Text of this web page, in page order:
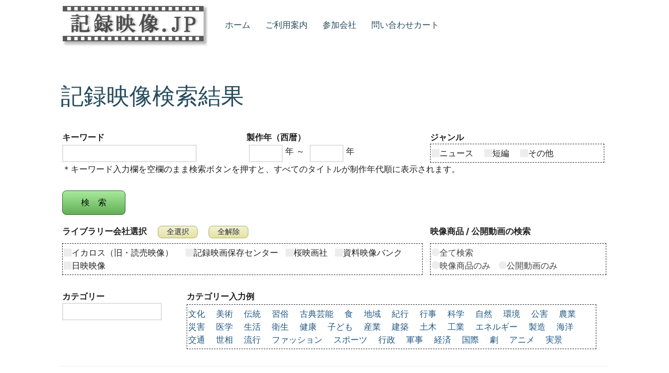
ホーム ご利用案内 参加会社 問い合わせカート
記録映像検索結果
キーワード
製作年（西暦）
年 ～
年
ジャンル
ニュース
短編
その他
＊キーワード入力欄を空欄のまま検索ボタンを押すと、すべてのタイトルが制作年代順に表示されます。
ライブラリー会社選択
イカロス（旧・読売映像） 記録映画保存センター 桜映画社
資料映像バンク
日映映像
映像商品 / 公開動画の検索
全て検索
映像商品のみ
公開動画のみ
カテゴリー
カテゴリー入力例
文化
美術 伝統 習俗 古典芸能 食 地域 紀行 行事 科学 自然 環境 公害
農業
災害
医学 生活 衛生 健康 子ども 産業 建築 土木 工業 エネルギー 製造
海洋
交通
世相 流行 ファッション スポーツ 行政 軍事 経済 国際 劇 アニメ 実景